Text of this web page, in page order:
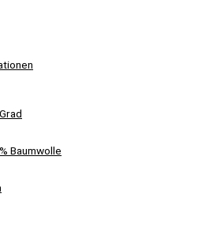
Baumwolle